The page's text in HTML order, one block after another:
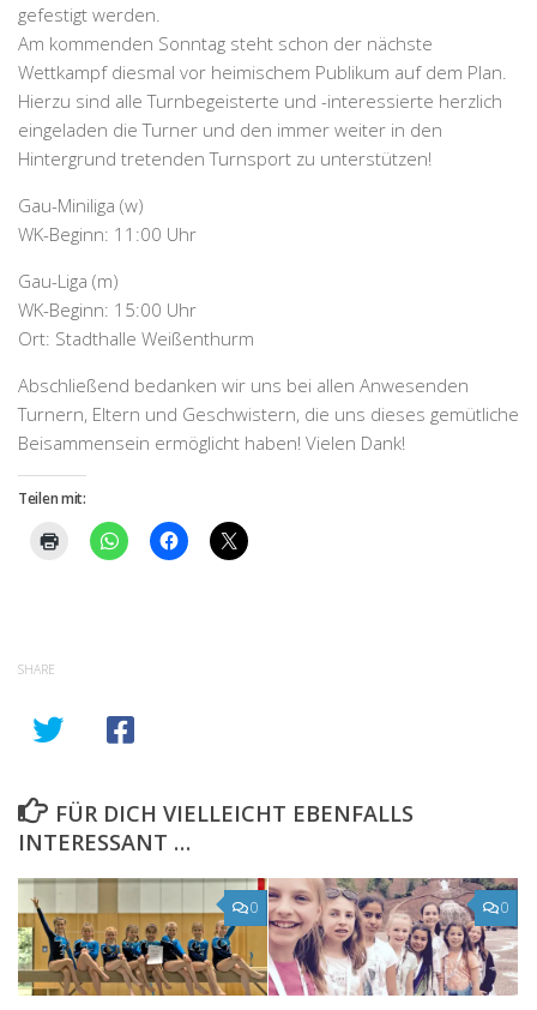
gefestigt werden.
Am kommenden Sonntag steht schon der nächste
Wettkampf diesmal vor heimischem Publikum auf dem Plan.
Hierzu sind alle Turnbegeisterte und -interessierte herzlich
eingeladen die Turner und den immer weiter in den
Hintergrund tretenden Turnsport zu unterstützen!
Gau-Miniliga (w)
WK-Beginn: 11:00 Uhr
Gau-Liga (m)
WK-Beginn: 15:00 Uhr
Ort: Stadthalle Weißenthurm
Abschließend bedanken wir uns bei allen Anwesenden
Turnern, Eltern und Geschwistern, die uns dieses gemütliche
Beisammensein ermöglicht haben! Vielen Dank!
Teilen mit:
SHARE
FÜR DICH VIELLEICHT EBENFALLS
INTERESSANT …
0 0